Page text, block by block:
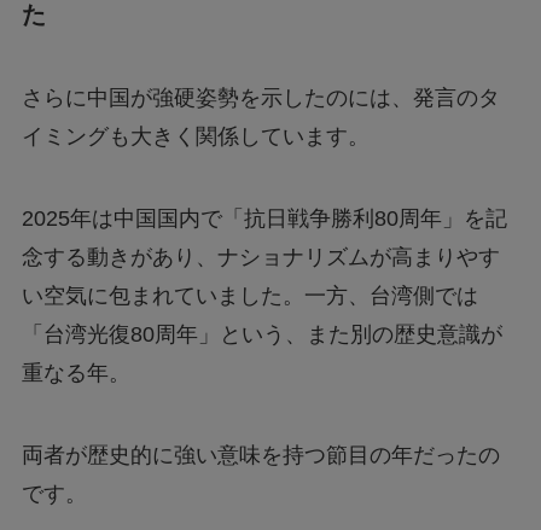
た
さらに中国が強硬姿勢を示したのには、発言のタ
イミングも大きく関係しています。
2025年は中国国内で「抗日戦争勝利80周年」を記
念する動きがあり、ナショナリズムが高まりやす
い空気に包まれていました。一方、台湾側では
「台湾光復80周年」という、また別の歴史意識が
重なる年。
両者が歴史的に強い意味を持つ節目の年だったの
です。